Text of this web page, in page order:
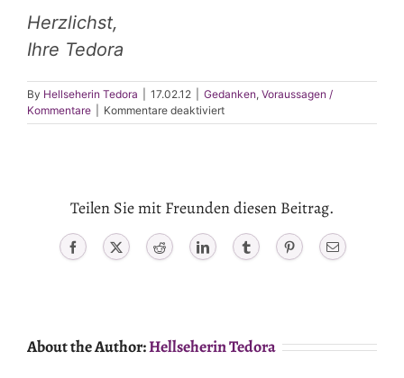
Herzlichst,
Ihre Tedora
By Hellseherin Tedora 17.02.12 Gedanken, Voraussagen /
Kommentare
Kommentare deaktiviertfür
Internetsucht:
fehlende
und
Einsamkeit?
Teilen Sie mit Freunden diesen Beitrag.
Facebook X Reddit LinkedIn Tumblr PinterestEmail
About the Author:Hellseherin Tedora